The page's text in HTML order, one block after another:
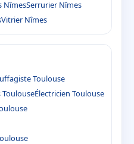
NîmesSerrurier Nîmes
Vitrier Nîmes
Toulouse
ToulouseÉlectricien Toulouse